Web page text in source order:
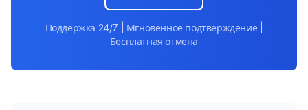
Поддержка 24/7 | Мгновенное подтверждение |
Бесплатная отмена